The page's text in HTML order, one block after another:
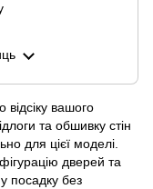
вашого
та обшивку стін
для цієї моделі.
дверей та
посадку без